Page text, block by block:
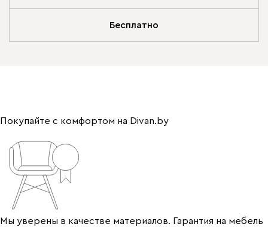
Бесплатно
Покупайте с комфортом на Divan.by
Мы уверены в качестве материалов. Гарантия на мебель